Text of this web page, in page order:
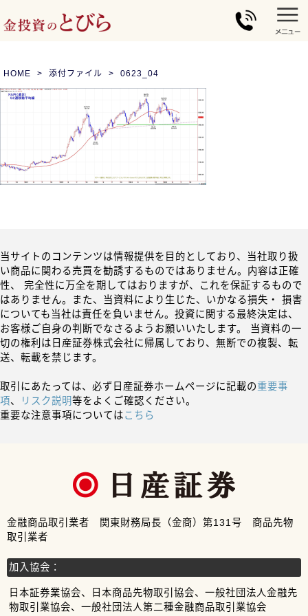
HOME 添付ファイル 0623_04
当サイトのコンテンツは情報提供を目的としており、当社取り扱
い商品に関わる売買を勧誘するものではありません。内容は正確
性、 完全性に万全を期してはおりますが、これを保証するもので
はありません。また、当資料により生じた、いかなる損失・ 損害
についても当社は責任を負いません。投資に関する最終決定は、
お客様ご自身の判断でなさるようお願いいたします。 当資料の一
切の権利は日産証券株式会社に帰属しており、無断での複製、転
送、転載を禁じます。
取引にあたっては、必ず日産証券ホームページに記載の重要事
項、 リスク説明等をよくご確認ください。
重要な注意事項についてはこちら
金融商品取引業者 関東財務局長（金商）第131号 商品先物
取引業者
加入協会：
日本証券業協会、日本商品先物取引協会、一般社団法人金融先
物取引業協会、一般社団法人第二種金融商品取引業協会